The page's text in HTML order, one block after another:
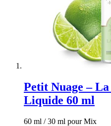
Petit Nuage –
Liquide 60 ml
60 ml / 30 ml pour Mix